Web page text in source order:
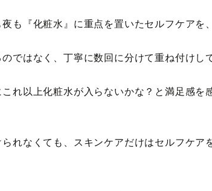
も『化粧水』に重点を置いたセルフケアを
ではなく、丁寧に数回に分けて重ね付けし
れ以上化粧水が入らないかな？と満足感を
られなくても、スキンケアだけはセルフケア